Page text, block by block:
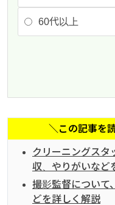
60代以上
＼この記事を
クリーニングスタ
収、やりがいなど
撮影監督について
どを詳しく解説